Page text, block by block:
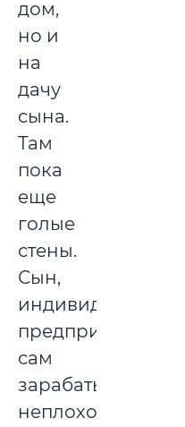
дом,
но и
на
дачу
сына.
Там
пока
еще
голые
стены.
Сын,
индивидуальный
предприниматель,
сам
зарабатывает
неплохо,